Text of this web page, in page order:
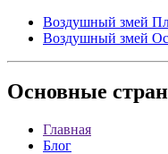
Воздушный змей
Воздушный змей
Основные
Главная
Блог